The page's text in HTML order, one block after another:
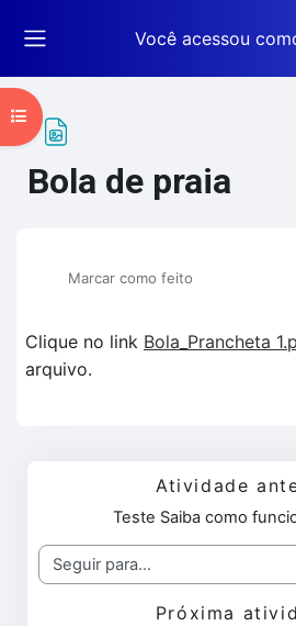
Você acessou
Bola de praia
Abrir índice do curso
Marcar como feito
Clique no link Bola_Prancheta
arquivo.
Atividade
Teste Saiba como
Seguir para...
Próxima